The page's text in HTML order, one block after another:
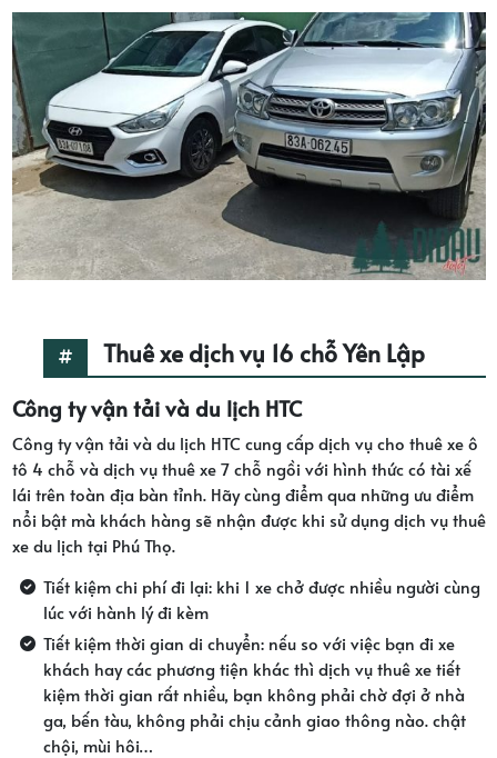
Thuê xe dịch vụ 16 chỗ Yên Lập
Công ty vận tải và du lịch HTC
Công ty vận tải và du lịch HTC cung cấp dịch vụ cho thuê xe ô
tô 4 chỗ và dịch vụ thuê xe 7 chỗ ngồi với hình thức có tài xế
lái trên toàn địa bàn tỉnh. Hãy cùng điểm qua những ưu điểm
nổi bật mà khách hàng sẽ nhận được khi sử dụng dịch vụ thuê
xe du lịch tại Phú Thọ.
Tiết kiệm chi phí đi lại: khi 1 xe chở được nhiều người cùng
lúc với hành lý đi kèm
Tiết kiệm thời gian di chuyển: nếu so với việc bạn đi xe
khách hay các phương tiện khác thì dịch vụ thuê xe tiết
kiệm thời gian rất nhiều, bạn không phải chờ đợi ở nhà
ga, bến tàu, không phải chịu cảnh giao thông nào. chật
chội, mùi hôi…